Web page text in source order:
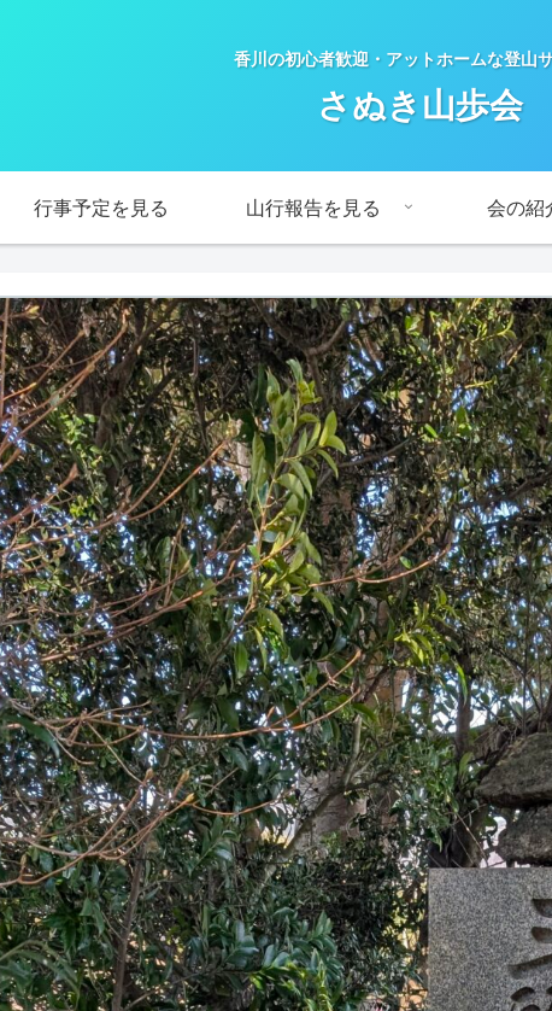
香川の初心者歓迎・アットホームな登山
さぬき山歩会
行事予定を見る 山行報告を見る 会の紹